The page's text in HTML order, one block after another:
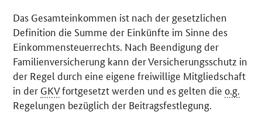
Das Gesamteinkommen ist nach der gesetzlichen
Definition die Summe der Einkünfte im Sinne des
Einkommensteuerrechts. Nach Beendigung der
Familienversicherung kann der Versicherungsschutz in
der Regel durch eine eigene freiwillige Mitgliedschaft
in der GKVfortgesetzt werden und es gelten dieo.g.
Regelungen bezüglich der Beitragsfestlegung.